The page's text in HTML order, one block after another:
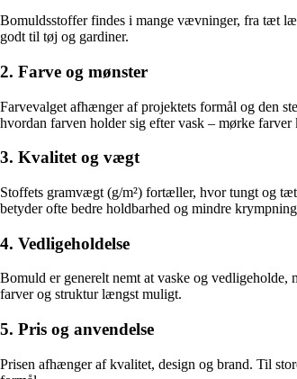
Bomuldsstoffer findes i mange vævninger, fra tæt
godt til tøj og gardiner.
2. Farve og mønster
Farvevalget afhænger af projektets formål og den
hvordan farven holder sig efter vask – mørke farver
3. Kvalitet og vægt
Stoffets gramvægt (g/m²) fortæller, hvor tungt og
betyder ofte bedre holdbarhed og mindre
4. Vedligeholdelse
Bomuld er generelt nemt at vaske og
farver og struktur længst muligt.
5. Pris og anvendelse
Prisen afhænger af kvalitet, design og brand. Til